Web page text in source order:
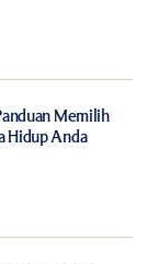
Memilih
Hidup Anda